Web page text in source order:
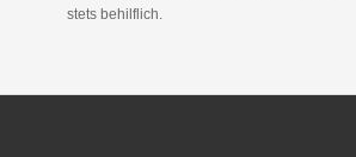
stets behilflich.